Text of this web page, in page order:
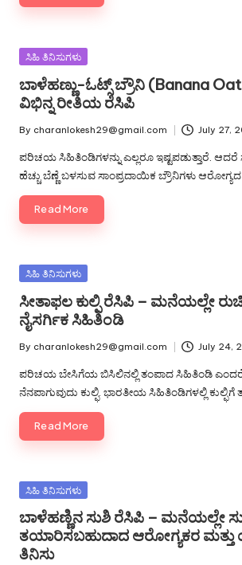
Posted
ಸಿಹಿ ತಿನಿಸುಗಳು
ಬಾಳೆಹಣ್ಣು-ಓಟ್ಸ್ ಬ್ರೌನಿ (Banana
ವಿಭಿನ್ನ ರೀತಿಯ ರೆಸಿಪಿ
Posted
by
By charanlokesh29@gmail.com July 27,
ಪರಿಚಯ ಸಿಹಿತಿಂಡಿಗಳನ್ನು ಎಲ್ಲರೂ ಇಷ್ಟಪಡುತ್ತಾರೆ. ಆದರೆ
ಹೆಚ್ಚು ಬೆಣ್ಣೆ ಬಳಸುವ ಸಾಂಪ್ರದಾಯಿಕ ಬ್ರೌನಿಗಳು
Read More
Posted
ಸಿಹಿ ತಿನಿಸುಗಳು
ಸೀತಾಫಲ ಕುಲ್ಫಿ ರೆಸಿಪಿ – ಮನೆಯಲ್ಲೇ
ನೈಸರ್ಗಿಕ ಸಿಹಿತಿಂಡಿ
Posted
by
By charanlokesh29@gmail.com July 24,
ಪರಿಚಯ ಬೇಸಿಗೆಯ ಬಿಸಿಲಿನಲ್ಲಿ ತಂಪಾದ ಸಿಹಿತಿಂಡಿ ಎಂದರೆ
ನೆನಪಾಗುವುದು ಕುಲ್ಫಿ. ಭಾರತೀಯ ಸಿಹಿತಿಂಡಿಗಳಲ್ಲಿ ಕುಲ್ಫಿಗೆ
Read More
Posted
ಸಿಹಿ ತಿನಿಸುಗಳು
ಬಾಳೆಹಣ್ಣಿನ ಸುಶಿ ರೆಸಿಪಿ – ಮನೆಯಲ್ಲೇ
ತಯಾರಿಸಬಹುದಾದ ಆರೋಗ್ಯಕರ
ತಿನಿಸು